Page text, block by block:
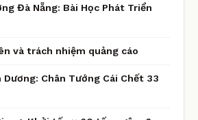
Đà Nẵng: Bài Học Phát Triển
và trách nhiệm quảng cáo
Dương: Chân Tướng Cái Chết 33